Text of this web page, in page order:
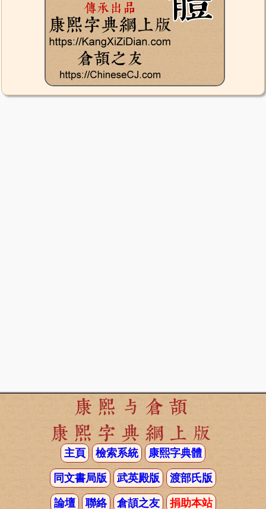
康熙与倉頡
康熙字典網上版
主頁 檢索系統 康熙字典體
同文書局版 武英殿版 渡部氏版
論壇 聯絡 倉頡之友 捐助本站